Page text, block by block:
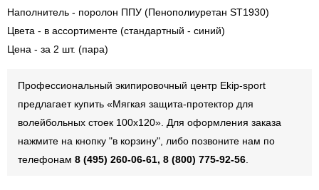
Наполнитель - поролон ППУ (Пенополиуретан ST1930)
Цвета - в ассортименте (стандартный - синий)
Цена - за 2 шт. (пара)
Профессиональный экипировочный центр Ekip-sport
предлагает купить «Мягкая защита-протектор для
волейбольных стоек 100х120». Для оформления заказа
нажмите на кнопку "в корзину", либо позвоните нам по
телефонам 8 (495) 260-06-61, 8 (800) 775-92-56